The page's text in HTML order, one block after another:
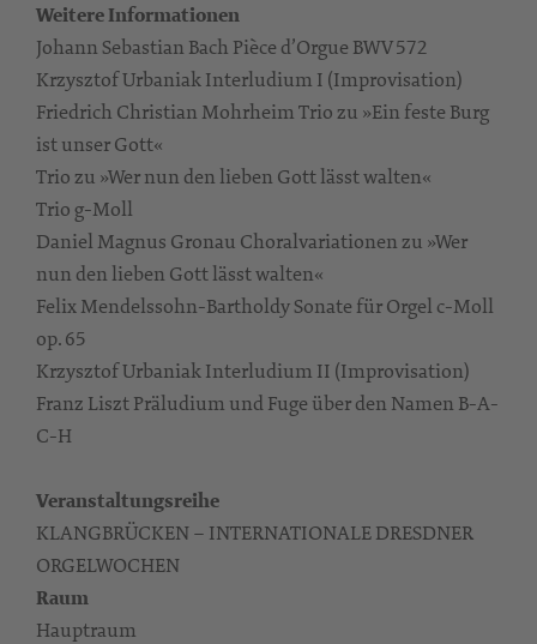
Weitere Informationen
Johann Sebastian Bach Pièce d’Orgue BWV 572
Krzysztof Urbaniak Interludium I (Improvisation)
Friedrich Christian Mohrheim Trio zu »Ein feste Burg
ist unser Gott«
Trio zu »Wer nun den lieben Gott lässt walten«
Trio g-Moll
Daniel Magnus Gronau Choralvariationen zu »Wer
nun den lieben Gott lässt walten«
Felix Mendelssohn-Bartholdy Sonate für Orgel c-Moll
op. 65
Krzysztof Urbaniak Interludium II (Improvisation)
Franz Liszt Präludium und Fuge über den Namen B-A-
C-H
Veranstaltungsreihe
KLANGBRÜCKEN – INTERNATIONALE DRESDNER
ORGELWOCHEN
Raum
Hauptraum